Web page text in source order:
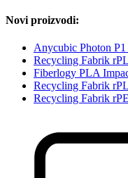
Novi proizvodi:
Anycubic Photon
Recycling Fabrik
Fiberlogy PLA
Recycling Fabrik
Recycling Fabrik